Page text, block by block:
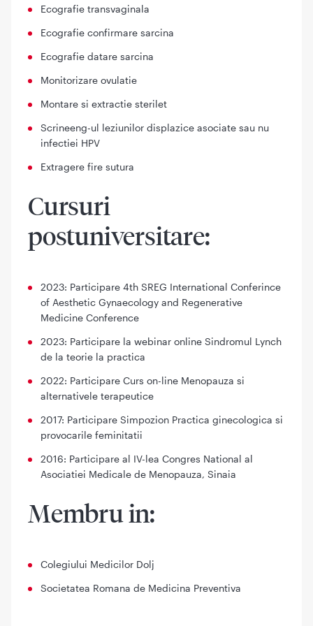
Ecografie transvaginala
Ecografie confirmare sarcina
Ecografie datare sarcina
Monitorizare ovulatie
Montare si extractie sterilet
Scrineeng-ul leziunilor displazice asociate sau nu
infectiei HPV
Extragere fire sutura
Cursuri
postuniversitare:
2023: Participare 4th SREG International Conferince
of Aesthetic Gynaecology and Regenerative
Medicine Conference
2023: Participare la webinar online Sindromul Lynch
de la teorie la practica
2022: Participare Curs on-line Menopauza si
alternativele terapeutice
2017: Participare Simpozion Practica ginecologica si
provocarile feminitatii
2016: Participare al IV-lea Congres National al
Asociatiei Medicale de Menopauza, Sinaia
Membru in:
Colegiului Medicilor Dolj
Societatea Romana de Medicina Preventiva